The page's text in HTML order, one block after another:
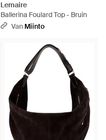
Lemaire
Ballerina Foulard Top - Bruin
Van Miinto